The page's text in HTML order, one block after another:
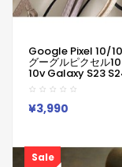
Google Pixel 10/
グーグルピクセル
10v Galaxy S23
9Pro XL 8a 7a
Iphone/Galaxy/
¥3,990
Sale